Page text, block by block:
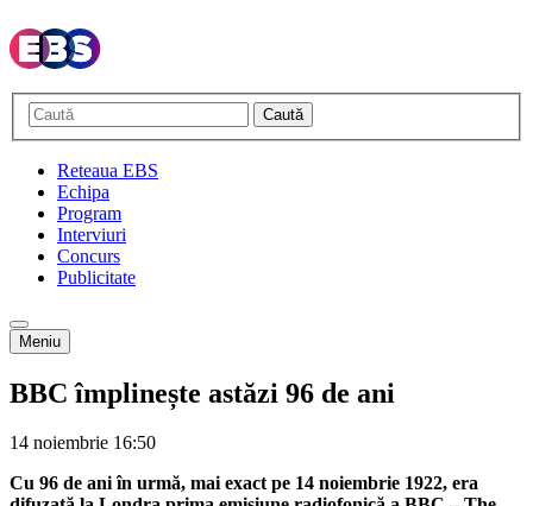
Caută
Reteaua EBS
Echipa
Program
Interviuri
Concurs
Publicitate
Meniu
BBC împlinește astăzi 96 de ani
14 noiembrie 16:50
Cu 96 de ani în urmă, mai exact pe 14 noiembrie 1922, era